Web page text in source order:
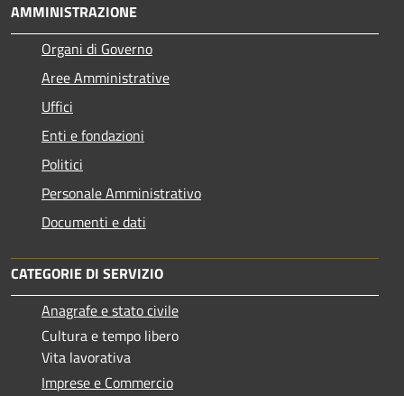
AMMINISTRAZIONE
Organi di Governo
Aree Amministrative
Uffici
Enti e fondazioni
Politici
Personale Amministrativo
Documenti e dati
CATEGORIE DI SERVIZIO
Anagrafe e stato civile
Cultura e tempo libero
Vita lavorativa
Imprese e Commercio